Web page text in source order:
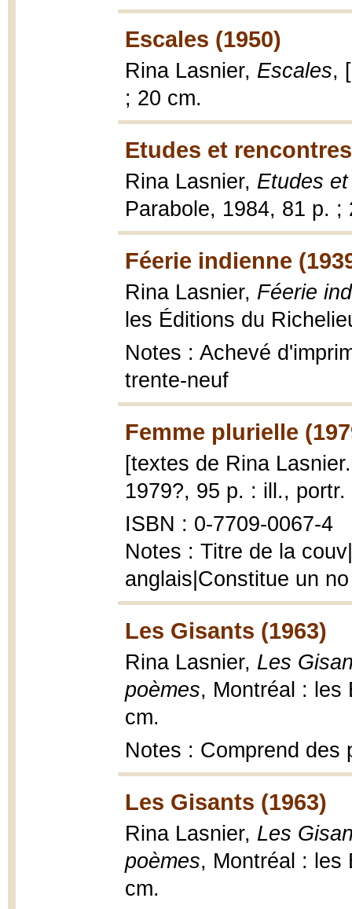
Escales (1950)
Rina Lasnier, Escales,
; 20 cm.
Etudes et
Rina Lasnier, Etudes
Parabole, 1984, 81 p. ;
Féerie indienne
Rina Lasnier, Féerie
les Éditions du
Notes : Achevé
trente-neuf
Femme plurielle
[textes de Rina
1979?, 95 p. : ill.,
ISBN : 0-7709-0067-4
Notes : Titre de la
anglais|Constitue un
Les Gisants (1963)
Rina Lasnier, Les
poèmes, Montréal : les
cm.
Notes : Comprend des
Les Gisants (1963)
Rina Lasnier, Les
poèmes, Montréal : les
cm.